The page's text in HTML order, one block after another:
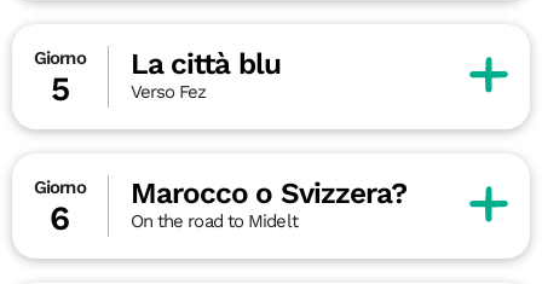
Giorno
5
La città blu
Verso Fez
Giorno
6
Marocco o Svizzera?
On the road to Midelt